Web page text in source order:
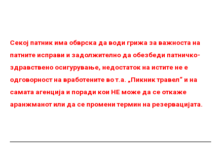
Секој патник има обврска да води грижа за важноста на
патните исправи и задолжително да обезбеди патничко-
здравствено осигурување, недостаток на истите не е
одговорност на вработените во т.а. „Пикник травел“ и на
самата агенција и поради кои НЕ можe да се откаже
аранжманот или да се промени термин на резервацијата.